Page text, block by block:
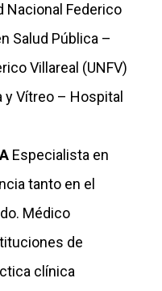
Nacional Federico
Salud Pública –
Villareal (UNFV)
y Vítreo – Hospital
Especialista en
tanto en el
Médico
de
clínica